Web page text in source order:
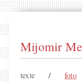
Mijomir
texte / foto